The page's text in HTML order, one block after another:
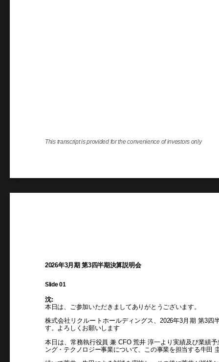
This transcript is provided for the convenience of investors only
2026年3月期 第3四半期決算説明会
Slide 01
沈:
本日は、ご参加いただきましてありがとうございます。
株式会社リクルートホールディングス、2026年3月期 第3
す。よろしくお願いします
本日は、常務執行役員 兼 CFO 荒井 淳一より実績及び業績
ング・テクノロジー事業について、この事業を担当する牛田